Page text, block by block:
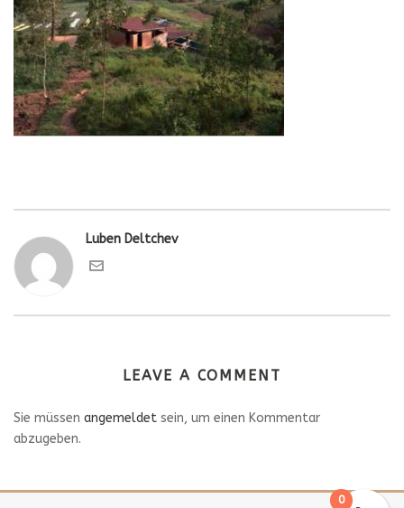
Luben Deltchev
LEAVE A COMMENT
Sie müssen angemeldet sein, um einen Kommentar
abzugeben.
0